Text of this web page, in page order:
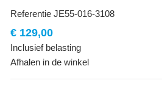
Referentie JE55-016-3108
€ 129,00
Inclusief belasting
Afhalen in de winkel